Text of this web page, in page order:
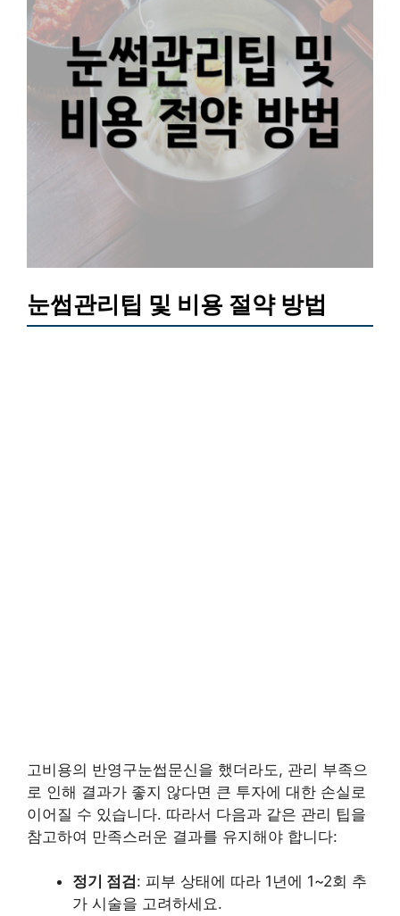
눈썹관리팁 및 비용 절약 방법
고비용의 반영구눈썹문신을 했더라도, 관리 부족으
로 인해 결과가 좋지 않다면 큰 투자에 대한 손실로
이어질 수 있습니다. 따라서 다음과 같은 관리 팁을
참고하여 만족스러운 결과를 유지해야 합니다:
정기 점검 : 피부 상태에 따라 1년에 1~2회 추
가 시술을 고려하세요.